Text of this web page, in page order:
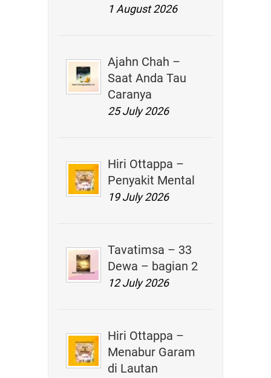
1 August 2026
Ajahn Chah –
Saat Anda Tau
Caranya
25 July 2026
Hiri Ottappa –
Penyakit Mental
19 July 2026
Tavatimsa – 33
Dewa – bagian 2
12 July 2026
Hiri Ottappa –
Menabur Garam
di Lautan